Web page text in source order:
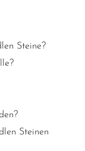
Steine?
Steinen